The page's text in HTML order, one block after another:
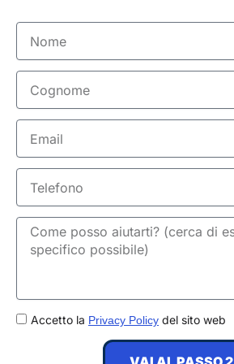
Nome
Cognome
Email
Telefono
GDPRAccetto la Privacy Policy del sito web